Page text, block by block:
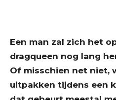
Een man zal zich het
dragqueen nog lang
Of misschien net niet,
uitpakken tijdens een